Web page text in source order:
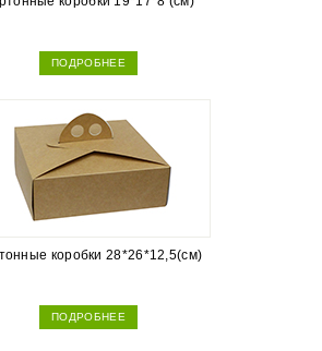
ПОДРОБНЕЕ
коробки 28*26*12,5(см)
ПОДРОБНЕЕ